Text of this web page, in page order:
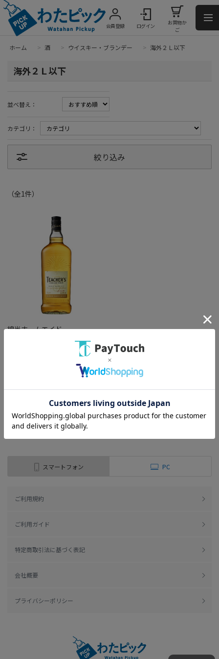
会員登録 ログイン
お買物か
ご
ホーム > 酒 > ウイスキー・ブランデー > 海外２Ｌ以下
海外２Ｌ以下
並べ替え：
カテゴリ：
絞り込み
（全1件）
綿半ホームエイド
ティーチャーズ ハイランドクリ
（全1 件）
スマートフォン PC
ご利用規約
ご利用ガイド
特定商取引法に基づく表記
会社概要
プライバシーポリシー